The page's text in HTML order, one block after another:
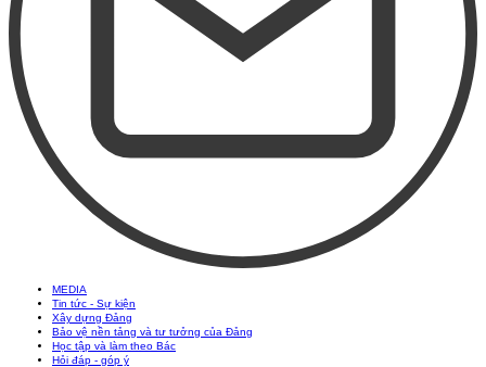
MEDIA
Tin tức - Sự kiện
Xây dựng Đảng
Bảo vệ nền tảng và tư tưởng của Đảng
Học tập và làm theo Bác
Hỏi đáp - góp ý